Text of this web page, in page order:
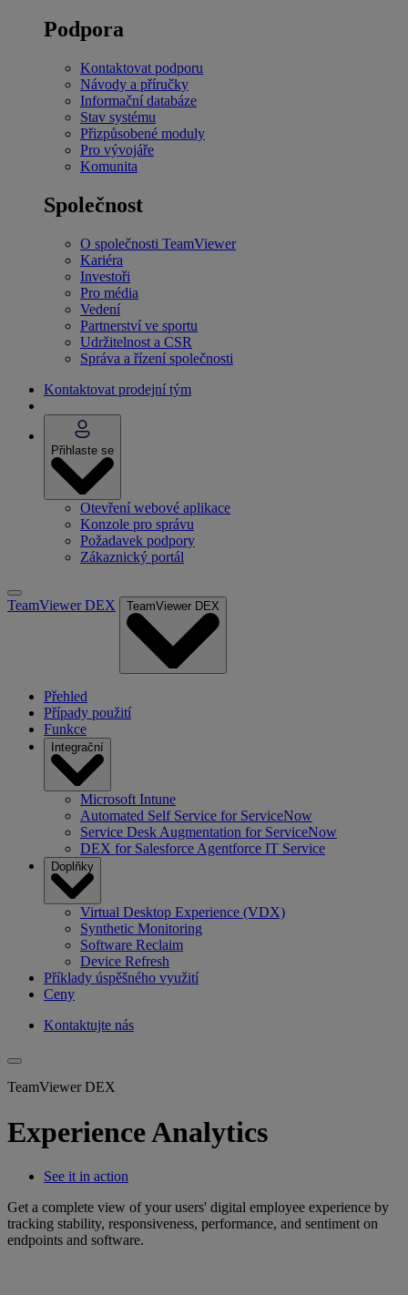
Podpora
Kontaktovat podporu
Návody a příručky
Informační databáze
Stav systému
Přizpůsobené moduly
Pro vývojáře
Komunita
Společnost
O společnosti TeamViewer
Kariéra
Investoři
Pro média
Vedení
Partnerství ve sportu
Udržitelnost a CSR
Správa a řízení společnosti
Kontaktovat prodejní tým
Přihlaste se
Otevření webové aplikace
Konzole pro správu
Požadavek podpory
Zákaznický portál
TeamViewer DEX TeamViewer DEX
Přehled
Případy použití
Funkce
Integrační
Microsoft Intune
Automated Self Service for ServiceNow
Service Desk Augmentation for ServiceNow
DEX for Salesforce Agentforce IT Service
Doplňky
Virtual Desktop Experience (VDX)
Synthetic Monitoring
Software Reclaim
Device Refresh
Příklady úspěšného využití
Ceny
Kontaktujte nás
TeamViewer DEX
Experience Analytics
See it in action
Get a complete view of your users' digital employee experience by
tracking stability, responsiveness, performance, and sentiment on
endpoints and software.